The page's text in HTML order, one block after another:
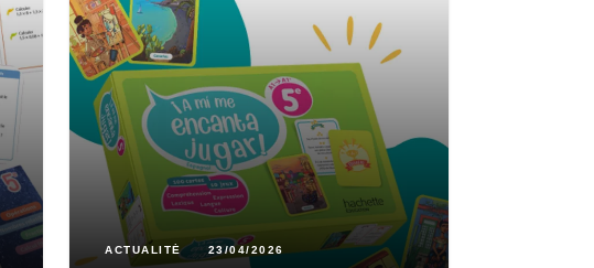
ACTUALITÉ 23/04/2026